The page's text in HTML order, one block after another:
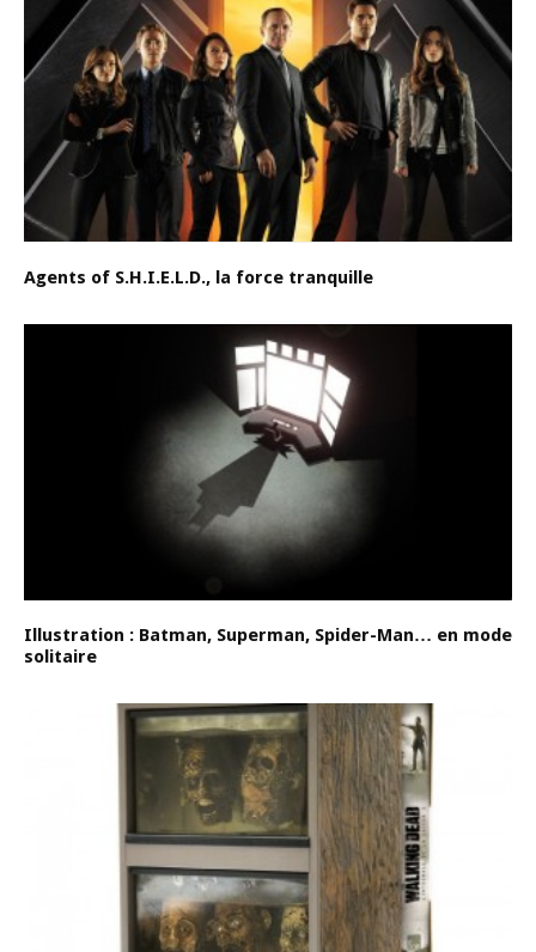
Agents of S.H.I.E.L.D., la force tranquille
Illustration : Batman, Superman, Spider-Man… en mode
solitaire